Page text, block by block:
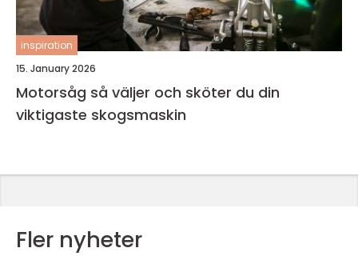
inspiration
15. January 2026
Motorsåg så väljer och sköter du din
viktigaste skogsmaskin
Fler nyheter